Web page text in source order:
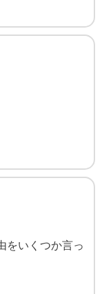
をいくつか言っ